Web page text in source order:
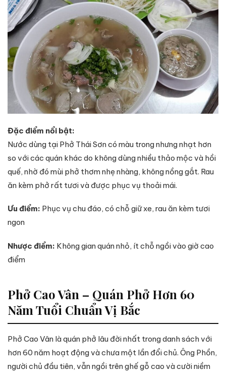
Đặc điểm nổi bật:
Nước dùng tại Phở Thái Sơn có màu trong nhưng nhạt hơn
so với các quán khác do không dùng nhiều thảo mộc và hồi
quế, nhờ đó mùi phở thơm nhẹ nhàng, không nồng gắt. Rau
ăn kèm phở rất tươi và được phục vụ thoải mái.
Ưu điểm: Phục vụ chu đáo, có chỗ giữ xe, rau ăn kèm tươi
ngon
Nhược điểm: Không gian quán nhỏ, ít chỗ ngồi vào giờ cao
điểm
Phở Cao Vân – Quán Phở Hơn 60
Năm Tuổi Chuẩn Vị Bắc
Phở Cao Vân là quán phở lâu đời nhất trong danh sách với
hơn 60 năm hoạt động và chưa một lần đổi chủ. Ông Phồn,
người chủ đầu tiên, vẫn ngồi trên ghế gỗ cao và cười niềm